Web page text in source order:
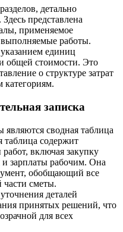
детально
представлена
применяемое
выполняемые работы.
единиц
общей стоимости. Это
о структуре затрат
категориям.
записка
сводная таблица
таблица содержит
включая закупку
и зарплаты рабочим. Она
обобщающий все
части сметы.
деталей
принятых решений, что
для всех